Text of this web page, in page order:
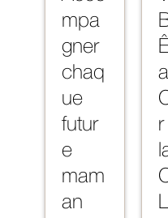
mpa
gner
chaq
ue
futur
e
mam
an